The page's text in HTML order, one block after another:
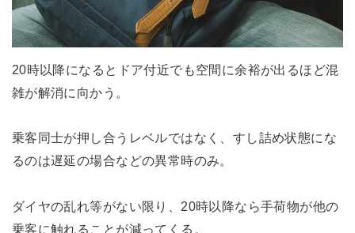
20時以降になるとドア付近でも空間に余裕が出るほど混
雑が解消に向かう。
乗客同士が押し合うレベルではなく、すし詰め状態にな
るのは遅延の場合などの異常時のみ。
ダイヤの乱れ等がない限り、20時以降なら手荷物が他の
乗客に触れることが減ってくる。